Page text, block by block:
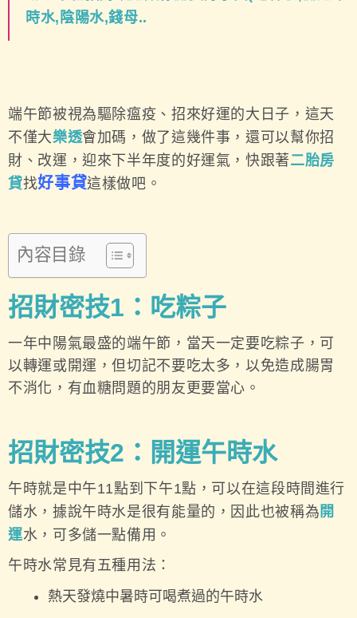
時水,陰陽水,錢母..
端午節被視為驅除瘟疫、招來好運的大日子，這天
不僅大樂透會加碼，做了這幾件事，還可以幫你招
財、改運，迎來下半年度的好運氣，快跟著二胎房
貸找好事貸這樣做吧。
內容目錄
招財密技1：吃粽子
一年中陽氣最盛的端午節，當天一定要吃粽子，可
以轉運或開運，但切記不要吃太多，以免造成腸胃
不消化，有血糖問題的朋友更要當心。
招財密技2：開運午時水
午時就是中午11點到下午1點，可以在這段時間進行
儲水，據說午時水是很有能量的，因此也被稱為 開
運水，可多儲一點備用。
午時水常見有五種用法：
熱天發燒中暑時可喝煮過的午時水